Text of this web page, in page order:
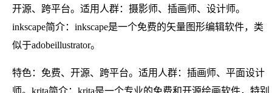
开源、跨平台。适用人群：摄影师、插画师、设计师。
inkscape简介：inkscape是一个免费的矢量图形编辑软件，类
似于adobeillustrator。
特色：免费、开源、跨平台。适用人群：插画师、平面设计
师。krita简介：krita是一个专业的免费和开源绘画软件，特别